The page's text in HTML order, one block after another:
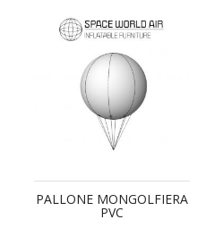
PALLONE MONGOLFIERA
PVC